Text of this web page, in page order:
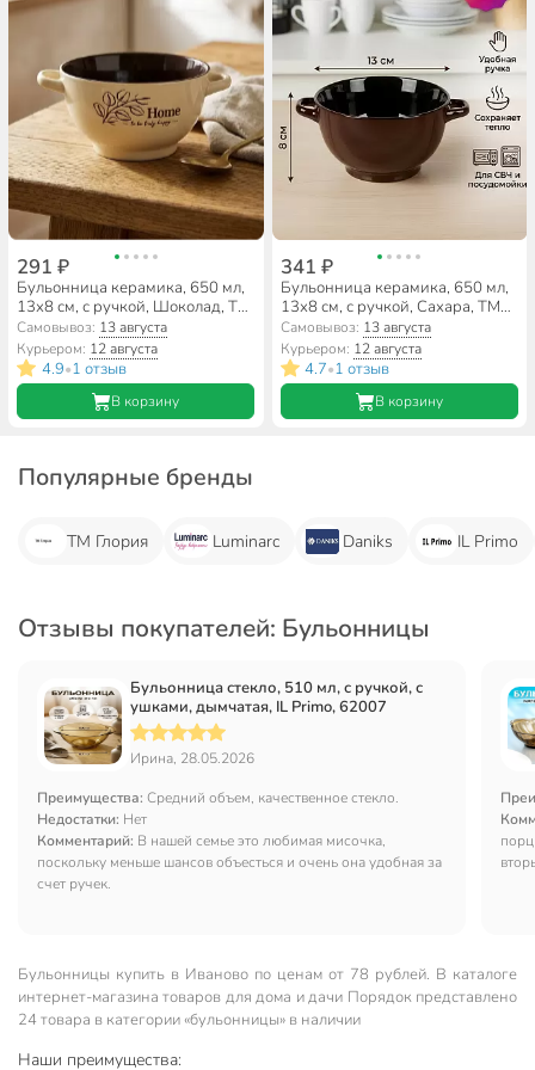
291 ₽
Бульонница керамика, 650 мл,
13х8 см, с ручкой, Шоколад, ТМ
Глория, 202524
Самовывоз: 13 августа
Курьером: 12 августа
4.9•1 отзыв
В корзину
341 ₽
Бульонница керамика, 650 мл,
13х8 см, с ручкой, Сахара, ТМ
Глория, 202534
Самовывоз: 13 августа
Курьером: 12 августа
4.7•1 отзыв
В корзину
Популярные бренды
ТМ Глория Luminarc Daniks IL Primo
Отзывы покупателей: Бульонницы
Бульонница стекло, 510 мл, с ручкой, с
ушками, дымчатая, IL Primo, 62007
Ирина, 28.05.2026
Преимущества: Средний объем, качественное стекло.
Недостатки: Нет
Комментарий: В нашей семье это любимая мисочка,
поскольку меньше шансов объесться и очень она удобная за
счет ручек.
Бульонницы купить в Иваново по ценам от 78 рублей. В каталоге
интернет-магазина товаров для дома и дачи Порядок представлено
24 товара в категории «бульонницы» в наличии
Наши преимущества: